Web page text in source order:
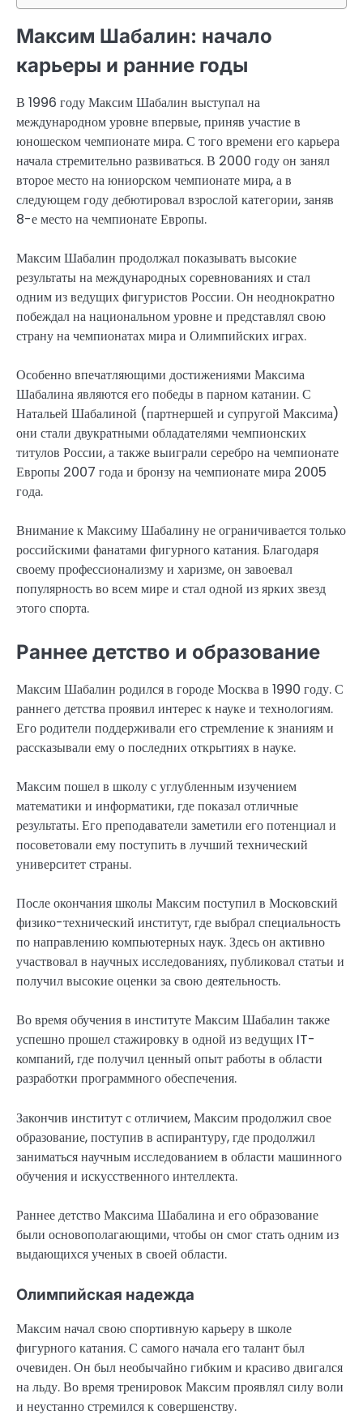
Максим Шабалин: начало
карьеры и ранние годы
В 1996 году Максим Шабалин выступал на
международном уровне впервые, приняв участие в
юношеском чемпионате мира. С того времени его карьера
начала стремительно развиваться. В 2000 году он занял
второе место на юниорском чемпионате мира, а в
следующем году дебютировал взрослой категории, заняв
8-е место на чемпионате Европы.
Максим Шабалин продолжал показывать высокие
результаты на международных соревнованиях и стал
одним из ведущих фигуристов России. Он неоднократно
побеждал на национальном уровне и представлял свою
страну на чемпионатах мира и Олимпийских играх.
Особенно впечатляющими достижениями Максима
Шабалина являются его победы в парном катании. С
Натальей Шабалиной (партнершей и супругой Максима)
они стали двукратными обладателями чемпионских
титулов России, а также выиграли серебро на чемпионате
Европы 2007 года и бронзу на чемпионате мира 2005
года.
Внимание к Максиму Шабалину не ограничивается только
российскими фанатами фигурного катания. Благодаря
своему профессионализму и харизме, он завоевал
популярность во всем мире и стал одной из ярких звезд
этого спорта.
Раннее детство и образование
Максим Шабалин родился в городе Москва в 1990 году. С
раннего детства проявил интерес к науке и технологиям.
Его родители поддерживали его стремление к знаниям и
рассказывали ему о последних открытиях в науке.
Максим пошел в школу с углубленным изучением
математики и информатики, где показал отличные
результаты. Его преподаватели заметили его потенциал и
посоветовали ему поступить в лучший технический
университет страны.
После окончания школы Максим поступил в Московский
физико-технический институт, где выбрал специальность
по направлению компьютерных наук. Здесь он активно
участвовал в научных исследованиях, публиковал статьи и
получил высокие оценки за свою деятельность.
Во время обучения в институте Максим Шабалин также
успешно прошел стажировку в одной из ведущих IT-
компаний, где получил ценный опыт работы в области
разработки программного обеспечения.
Закончив институт с отличием, Максим продолжил свое
образование, поступив в аспирантуру, где продолжил
заниматься научным исследованием в области машинного
обучения и искусственного интеллекта.
Раннее детство Максима Шабалина и его образование
были основополагающими, чтобы он смог стать одним из
выдающихся ученых в своей области.
Олимпийская надежда
Максим начал свою спортивную карьеру в школе
фигурного катания. С самого начала его талант был
очевиден. Он был необычайно гибким и красиво двигался
на льду. Во время тренировок Максим проявлял силу воли
и неустанно стремился к совершенству.